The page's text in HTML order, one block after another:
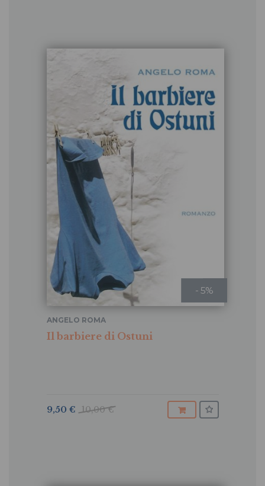
- 5%
Il barbiere di Ostuni
ANGELO ROMA
10,00 €
9,50 €